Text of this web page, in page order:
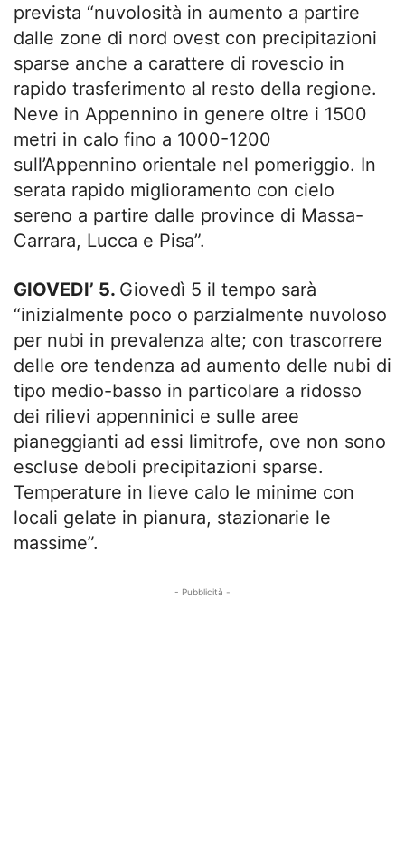
prevista “nuvolosità in aumento a partire
dalle zone di nord ovest con precipitazioni
sparse anche a carattere di rovescio in
rapido trasferimento al resto della regione.
Neve in Appennino in genere oltre i 1500
metri in calo fino a 1000-1200
sull’Appennino orientale nel pomeriggio. In
serata rapido miglioramento con cielo
sereno a partire dalle province di Massa-
Carrara, Lucca e Pisa”.
GIOVEDI’ 5. Giovedì 5 il tempo sarà
“inizialmente poco o parzialmente nuvoloso
per nubi in prevalenza alte; con trascorrere
delle ore tendenza ad aumento delle nubi di
tipo medio-basso in particolare a ridosso
dei rilievi appenninici e sulle aree
pianeggianti ad essi limitrofe, ove non sono
escluse deboli precipitazioni sparse.
Temperature in lieve calo le minime con
locali gelate in pianura, stazionarie le
massime”.
- Pubblicità -